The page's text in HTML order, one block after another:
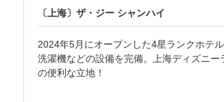
〔上海〕ザ・ジー シャンハイ
2024年5月にオープンした4星ランクホテ
洗濯機などの設備を完備。上海ディズニー
の便利な立地！